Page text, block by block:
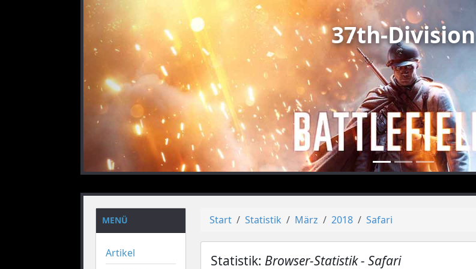
vorheriges
37th-Division
MENÜ
Artikel
Start Statistik März 2018 Safari
Statistik: Browser-Statistik - Safari